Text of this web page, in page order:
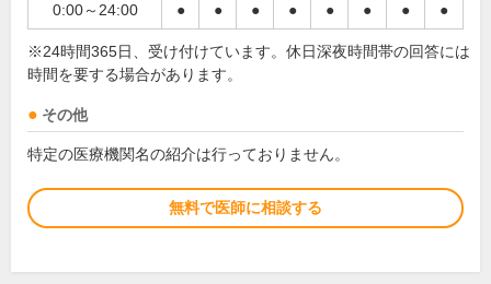
0:00～24:00 ● ● ● ● ● ● ● ●
※24時間365日、受け付けています。休日深夜時間帯の回答には
時間を要する場合があります。
その他
特定の医療機関名の紹介は行っておりません。
無料で医師に相談する